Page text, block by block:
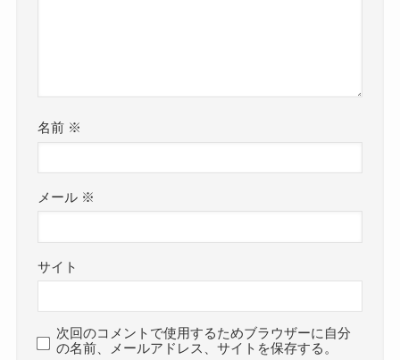
名前 ※
メール ※
サイト
次回のコメントで使用するためブラウザーに自分
の名前、メールアドレス、サイトを保存する。